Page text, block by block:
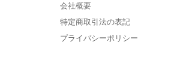
会社概要
特定商取引法の表記
プライバシーポリシー